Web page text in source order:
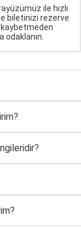
ile hızlı
biletinizi rezerve
odaklanın.